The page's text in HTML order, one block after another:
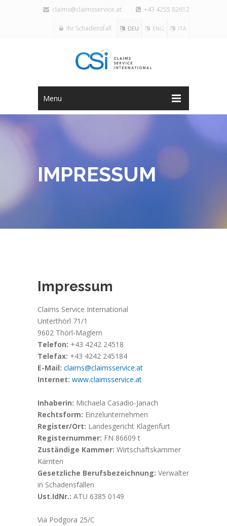
claims@claimsservice.at +43 4255 82612
ITA
ENG
DEU
Ihr Schadensfall
Menu
IMPRESSUM
Impressum
Claims Service International
Unterthörl 71/1
9602 Thörl-Maglern
Telefon: +43 4242 24518
Telefax: +43 4242 245184
E-Mail: claims@claimsservice.at
Internet: www.claimsservice.at
Inhaberin: Michaela Casadio-Janach
Rechtsform: Einzelunternehmen
Register/Ort: Landesgericht Klagenfurt
Registernummer: FN 86609 t
Zuständige Kammer: Wirtschaftskammer
Kärnten
Gesetzliche Berufsbezeichnung: Verwalter
in Schadensfällen
Ust.IdNr.: ATU 6385 0149
Via Podgora 25/C